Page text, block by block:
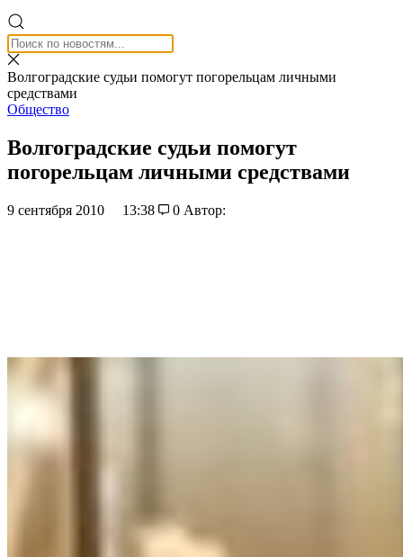
Волгоградские судьи помогут погорельцам личными
средствами
Общество
Волгоградские судьи помогут
погорельцам личными средствами
9 сентября 2010 13:38 0 Автор: